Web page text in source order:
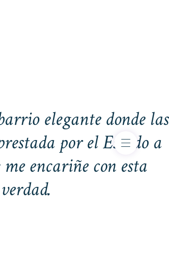
elegante donde las
por el Estado a
encariñe con esta